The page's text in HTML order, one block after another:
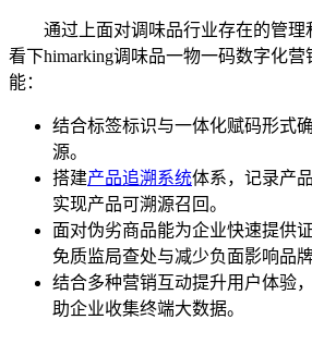
通过上面对调味品行业存在的管理
看下himarking调味品一物一码数字化
能：
结合标签标识与一体化赋码形式
源。
搭建产品追溯系统体系，记录产
实现产品可溯源召回。
面对伪劣商品能为企业快速提供
免质监局查处与减少负面影响品牌
结合多种营销互动提升用户体验
助企业收集终端大数据。